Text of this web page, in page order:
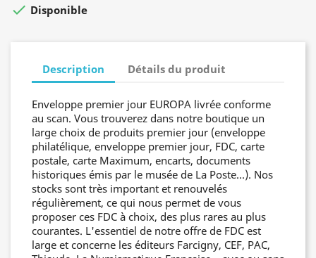
 Disponible
Description Détails du produit
Enveloppe premier jour EUROPA livrée conforme
au scan. Vous trouverez dans notre boutique un
large choix de produits premier jour (enveloppe
philatélique, enveloppe premier jour, FDC, carte
postale, carte Maximum, encarts, documents
historiques émis par le musée de La Poste...). Nos
stocks sont très important et renouvelés
régulièrement, ce qui nous permet de vous
proposer ces FDC à choix, des plus rares au plus
courantes. L'essentiel de notre offre de FDC est
large et concerne les éditeurs Farcigny, CEF, PAC,